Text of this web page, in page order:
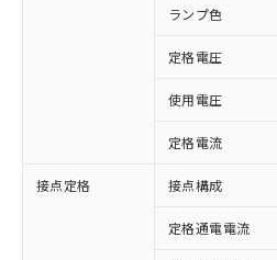
ランプ色
定格電圧
使用電圧
定格電流
接点定格 接点構成
定格通電電流
ご利用条件
※1 対応状況
対応済み：EU RoHS
非含有に対応した製品が
す。
対応予定：EU RoHS指
有に対応した製品に切り